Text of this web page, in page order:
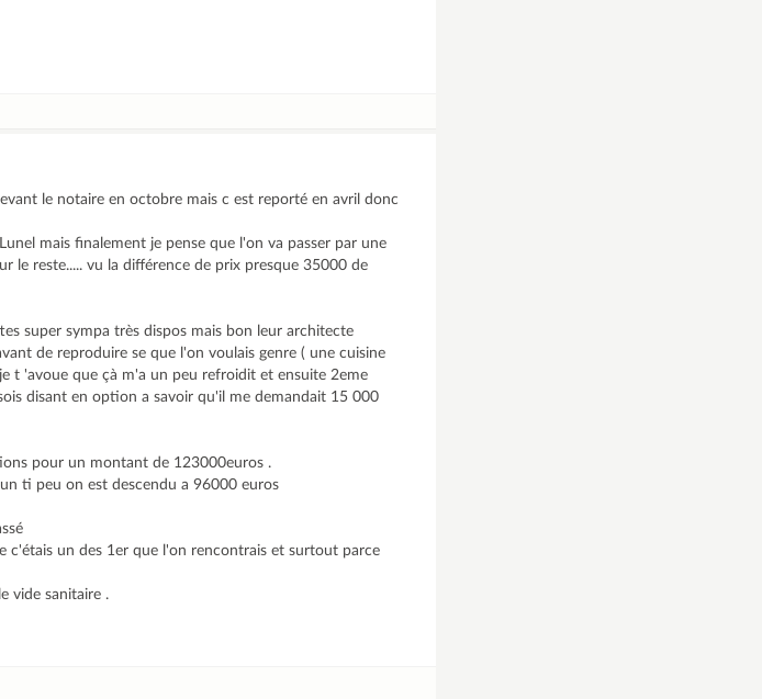
le notaire en octobre mais c est reporté en avril donc
mais finalement je pense que l'on va passer par une
le reste..... vu la différence de prix presque 35000 de
super sympa très dispos mais bon leur architecte
de reproduire se que l'on voulais genre ( une cuisine
t 'avoue que çà m'a un peu refroidit et ensuite 2eme
disant en option a savoir qu'il me demandait 15 000
pour un montant de 123000euros .
ti peu on est descendu a 96000 euros
c'étais un des 1er que l'on rencontrais et surtout parce
vide sanitaire .